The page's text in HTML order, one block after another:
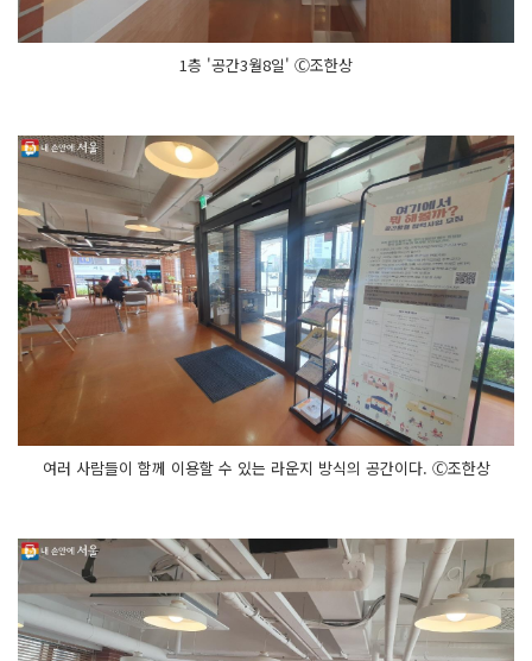
1층 '공간3월8일' Ⓒ조한상
여러 사람들이 함께 이용할 수 있는 라운지 방식의 공간이다. Ⓒ조한상